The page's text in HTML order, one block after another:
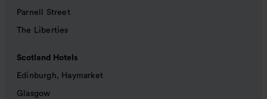
Parnell Street
The Liberties
Scotland Hotels
Edinburgh, Haymarket
Glasgow